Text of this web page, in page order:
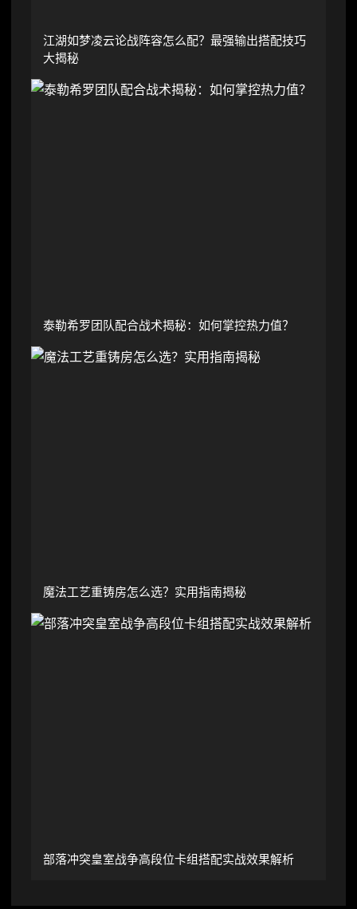
江湖如梦凌云论战阵容怎么配？最强输出搭配技巧
大揭秘
泰勒希罗团队配合战术揭秘：如何掌控热力值？
魔法工艺重铸房怎么选？实用指南揭秘
部落冲突皇室战争高段位卡组搭配实战效果解析